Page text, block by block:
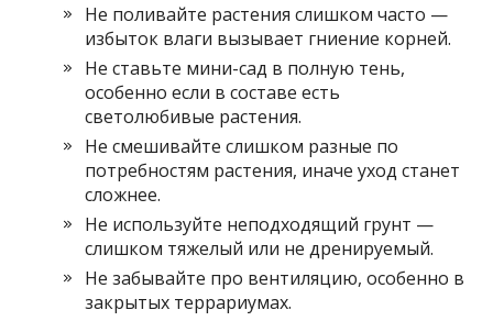
Не поливайте растения слишком часто —
избыток влаги вызывает гниение корней.
Не ставьте мини-сад в полную тень,
особенно если в составе есть
светолюбивые растения.
Не смешивайте слишком разные по
потребностям растения, иначе уход станет
сложнее.
Не используйте неподходящий грунт —
слишком тяжелый или не дренируемый.
Не забывайте про вентиляцию, особенно в
закрытых террариумах.